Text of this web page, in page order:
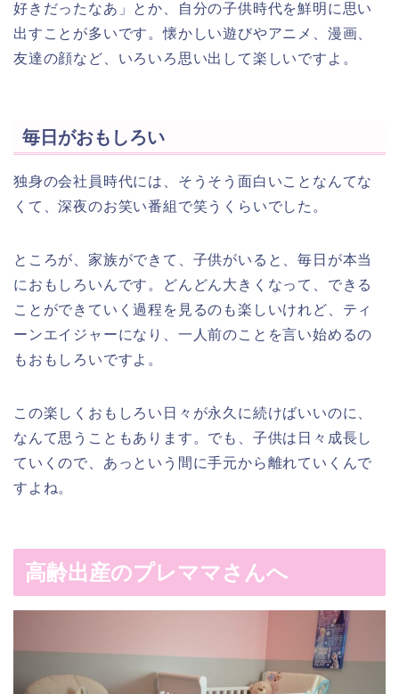
好きだったなあ」とか、自分の子供時代を鮮明に思い
出すことが多いです。懐かしい遊びやアニメ、漫画、
友達の顔など、いろいろ思い出して楽しいですよ。
毎日がおもしろい
独身の会社員時代には、そうそう面白いことなんてな
くて、深夜のお笑い番組で笑うくらいでした。
ところが、家族ができて、子供がいると、毎日が本当
におもしろいんです。どんどん大きくなって、できる
ことができていく過程を見るのも楽しいけれど、ティ
ーンエイジャーになり、一人前のことを言い始めるの
もおもしろいですよ。
この楽しくおもしろい日々が永久に続けばいいのに、
なんて思うこともあります。でも、子供は日々成長し
ていくので、あっという間に手元から離れていくんで
すよね。
高齢出産のプレママさんへ